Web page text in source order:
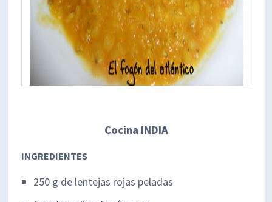
Cocina INDIA
INGREDIENTES
250 g de lentejas rojas peladas